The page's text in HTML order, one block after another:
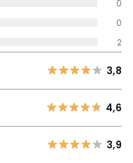
3,8
4,6
3,9
2
0
0
3,8
4,6
3,9